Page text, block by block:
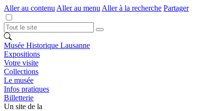
Aller au contenu Aller au menu Aller à la recherche Partager
Musée Historique Lausanne
Expositions
Votre visite
Collections
Le musée
Infos pratiques
Billetterie
Un site de la